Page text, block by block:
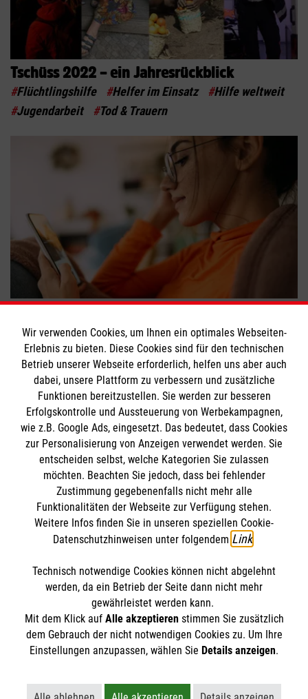
STORIES
HILFREICH
ENGAGEMENT
FINDE DEIN ENGAGEMENT
SPENDE AN DIE MALTESER
Tschüss 2022 – ein Jahresrückblick
#Flüchtlingshilfe #Helfer im Einsatz #Hilfe weltweit
#Jugendarbeit #Tod & Trauern
Engagement #Helfer im Einsatz #Hilfe weltweit
Obdachlosenhilfe
Bewerte diesen Artikel
Themenübersicht Über diesen Hub
Kontakt Impressum
Datenschutz Malteser.de
Wir verwenden Cookies, um Ihnen ein optimales Webseiten-
Erlebnis zu bieten. Diese Cookies sind für den technischen
Betrieb unserer Webseite erforderlich, helfen uns aber auch
dabei, unsere Plattform zu verbessern und zusätzliche
Funktionen bereitzustellen. Sie werden zur besseren
Erfolgskontrolle und Aussteuerung von Werbekampagnen,
wie z.B. Google Ads, eingesetzt. Das bedeutet, dass Cookies
zur Personalisierung von Anzeigen verwendet werden. Sie
entscheiden selbst, welche Kategorien Sie zulassen
möchten. Beachten Sie jedoch, dass bei fehlender
Zustimmung gegebenenfalls nicht mehr alle
Funktionalitäten der Webseite zur Verfügung stehen.
Weitere Infos finden Sie in unseren speziellen Cookie-
Datenschutzhinweisen unter folgendem Link
Technisch notwendige Cookies können nicht abgelehnt
werden, da ein Betrieb der Seite dann nicht mehr
gewährleistet werden kann.
Mit dem Klick auf Alle akzeptierenstimmen Sie zusätzlich
dem Gebrauch der nicht notwendigen Cookies zu. Um Ihre
Einstellungen anzupassen, wählen Sie Details anzeigen.